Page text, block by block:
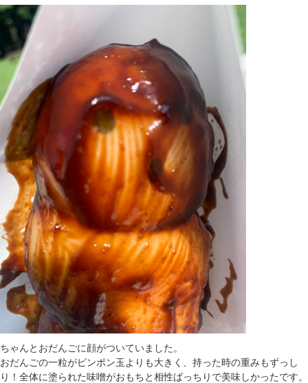
ちゃんとおだんごに顔がついていました。
おだんごの一粒がピンポン玉よりも大きく、持った時の重みもずっし
り！全体に塗られた味噌がおもちと相性ばっちりで美味しかったです。